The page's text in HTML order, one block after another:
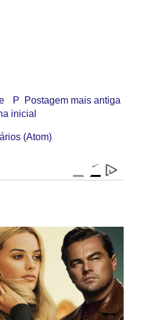
Postagem mais antiga
P
inicial
(Atom)